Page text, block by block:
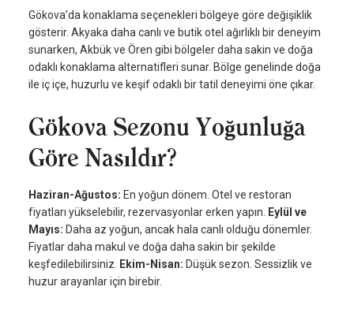
Gökova’da konaklama seçenekleri bölgeye göre değişiklik
gösterir. Akyaka daha canlı ve butik otel ağırlıklı bir deneyim
sunarken, Akbük ve Ören gibi bölgeler daha sakin ve doğa
odaklı konaklama alternatifleri sunar. Bölge genelinde doğa
ile iç içe, huzurlu ve keşif odaklı bir tatil deneyimi öne çıkar.
Gökova Sezonu Yoğunluğa
Göre Nasıldır?
Haziran-Ağustos: En yoğun dönem. Otel ve restoran
fiyatları yükselebilir, rezervasyonlar erken yapın. Eylül ve
Mayıs: Daha az yoğun, ancak hala canlı olduğu dönemler.
Fiyatlar daha makul ve doğa daha sakin bir şekilde
keşfedilebilirsiniz. Ekim-Nisan: Düşük sezon. Sessizlik ve
huzur arayanlar için birebir.